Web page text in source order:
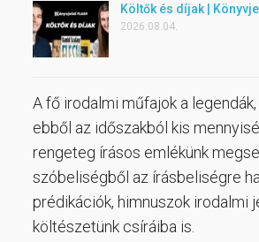
Költők és díjak |
2026.08.04.
A fő irodalmi műfajok a
ebből az időszakból kis
rengeteg írásos emlékünk
szóbeliségből az írásbeliségre
prédikációk, himnuszok irodalmi
költészetünk csíráiba is.